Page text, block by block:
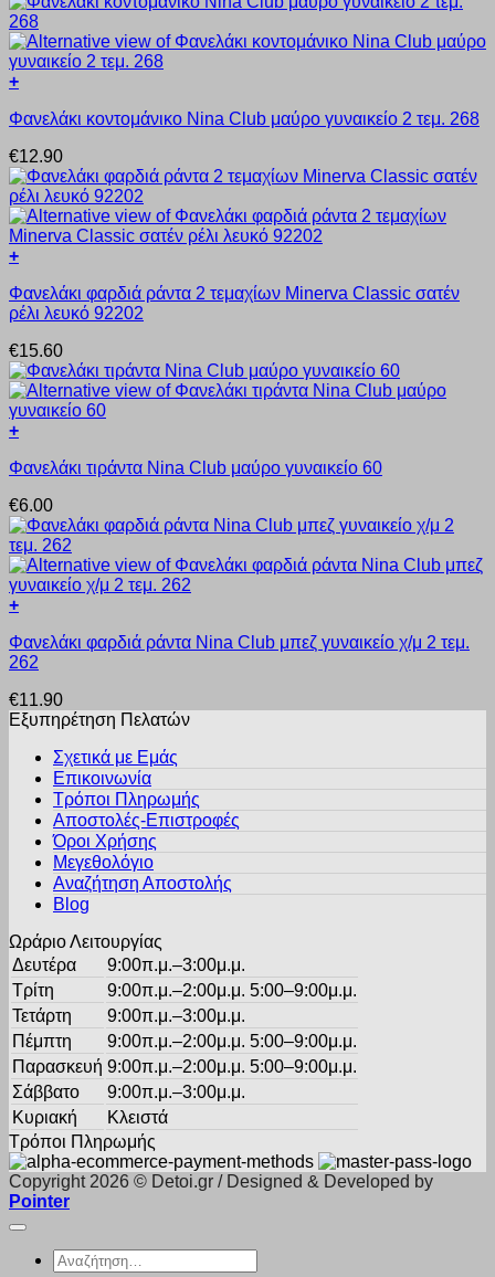
του
προϊόντος
πολλαπλές
παραλλαγές.
Οι
επιλογές
μπορούν
επιλεγούν
σελίδα
του
προϊόντος
+
το
έχει
πολλαπλές
παραλλαγές.
Οι
επιλογές
μπορούν
επιλεγούν
στη
του
προϊόντος
Φανελάκι κοντομάνικο Nina Club μαύρο γυναικείο 2 τεμ. 268
€12.90
+
το
προϊόν
πολλαπλές
παραλλαγές.
Οι
επιλογές
μπορούν
επιλεγούν
σελίδα
του
προϊόντος
Φανελάκι φαρδιά ράντα 2 τεμαχίων Minerva Classic σατέν
ρέλι λευκό 92202
€15.60
+
το
έχει
πολλαπλές
παραλλαγές.
Οι
επιλογές
μπορούν
επιλεγούν
στη
του
προϊόντος
Φανελάκι τιράντα Nina Club μαύρο γυναικείο 60
€6.00
+
το
προϊόν
πολλαπλές
παραλλαγές.
επιλογές
μπορούν
επιλεγούν
σελίδα
προϊόντος
Φανελάκι φαρδιά ράντα Nina Club μπεζ γυναικείο χ/μ 2 τεμ.
262
€11.90
Εξυπηρέτηση Πελατών
Σχετικά με Εμάς
Επικοινωνία
Τρόποι Πληρωμής
Αποστολές-Επιστροφές
Όροι Χρήσης
Μεγεθολόγιο
Αναζήτηση Αποστολής
Blog
Ωράριο Λειτουργίας
Δευτέρα
9:00π.μ.–3:00μ.μ.
Τρίτη
9:00π.μ.–2:00μ.μ. 5:00–9:00μ.μ.
Τετάρτη
9:00π.μ.–3:00μ.μ.
Πέμπτη
9:00π.μ.–2:00μ.μ. 5:00–9:00μ.μ.
Παρασκευή 9:00π.μ.–2:00μ.μ. 5:00–9:00μ.μ.
Σάββατο
9:00π.μ.–3:00μ.μ.
Κυριακή
Κλειστά
Τρόποι Πληρωμής
Copyright 2026 © Detoi.gr / Designed & Developed by
Pointer
Αναζήτηση